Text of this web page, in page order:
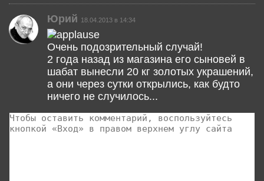
Юрий 18.04.2013 в 14:34
Очень подозрительный случай!
2 года назад из магазина его сыновей в
шабат вынесли 20 кг золотых украшений,
а они через сутки открылись, как будто
ничего не случилось...